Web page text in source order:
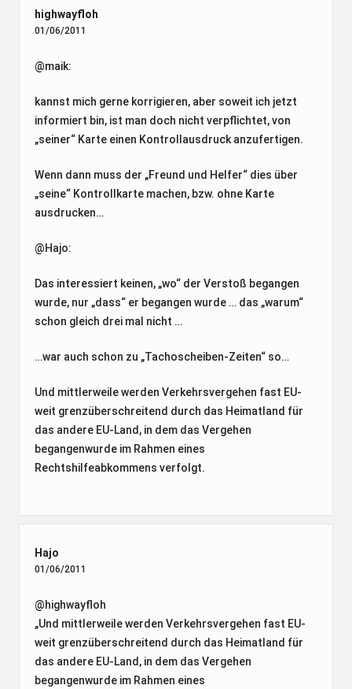
highwayfloh
01/06/2011
@maik:
kannst mich gerne korrigieren, aber soweit ich jetzt
informiert bin, ist man doch nicht verpflichtet, von
„seiner“ Karte einen Kontrollausdruck anzufertigen.
Wenn dann muss der „Freund und Helfer“ dies über
„seine“ Kontrollkarte machen, bzw. ohne Karte
ausdrucken…
@Hajo:
Das interessiert keinen, „wo“ der Verstoß begangen
wurde, nur „dass“ er begangen wurde … das „warum“
schon gleich drei mal nicht …
…war auch schon zu „Tachoscheiben-Zeiten“ so…
Und mittlerweile werden Verkehrsvergehen fast EU-
weit grenzüberschreitend durch das Heimatland für
das andere EU-Land, in dem das Vergehen
begangenwurde im Rahmen eines
Rechtshilfeabkommens verfolgt.
Hajo
01/06/2011
@highwayfloh
„Und mittlerweile werden Verkehrsvergehen fast EU-
weit grenzüberschreitend durch das Heimatland für
das andere EU-Land, in dem das Vergehen
begangenwurde im Rahmen eines